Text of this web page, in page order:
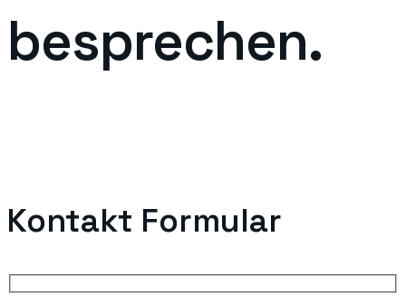
besprechen.
Kontakt Formular